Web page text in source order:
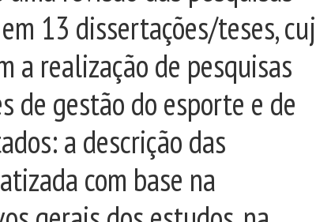
13 dissertações/teses,
a realização de pesquisas
de gestão do esporte e de
a descrição das
com base na